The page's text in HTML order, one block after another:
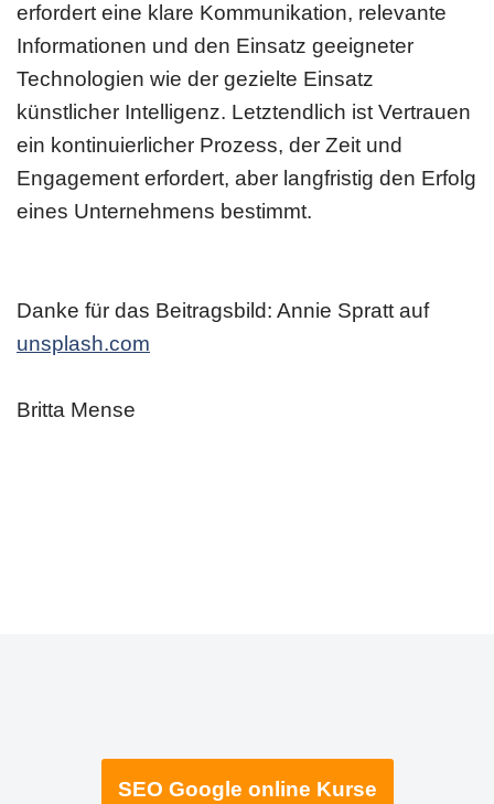
erfordert eine klare Kommunikation, relevante
Informationen und den Einsatz geeigneter
Technologien wie der gezielte Einsatz
künstlicher Intelligenz. Letztendlich ist Vertrauen
ein kontinuierlicher Prozess, der Zeit und
Engagement erfordert, aber langfristig den Erfolg
eines Unternehmens bestimmt.
Danke für das Beitragsbild: Annie Spratt auf
unsplash.com
Britta Mense
SEO Google online Kurse